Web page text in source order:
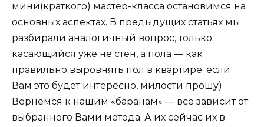
мини(краткого) мастер-класса остановимся на
основных аспектах. В предыдущих статьях мы
разбирали аналогичный вопрос, только
касающийся уже не стен, а пола — как
правильно выровнять пол в квартире. если
Вам это будет интересно, милости прошу)
Вернемся к нашим «баранам» — все зависит от
выбранного Вами метода. А их сейчас их в